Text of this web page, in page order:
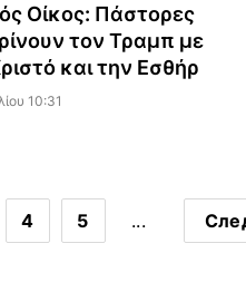
Οίκος: Πάστορες
τον Τραμπ με
και την Εσθήρ
10:31
4 5 ...